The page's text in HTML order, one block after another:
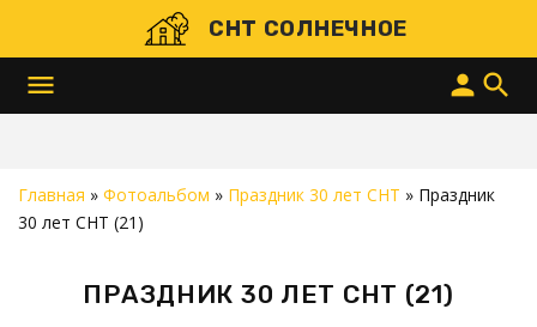
СНТ СОЛНЕЧНОЕ
menu search
person
Главная » Фотоальбом » Праздник 30 лет СНТ » Праздник
30 лет СНТ (21)
ПРАЗДНИК 30 ЛЕТ СНТ (21)